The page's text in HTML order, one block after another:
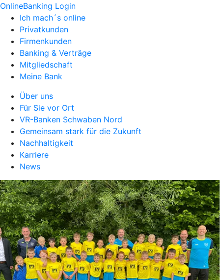
OnlineBanking Login
Ich mach´s online
Privatkunden
Firmenkunden
Banking & Verträge
Mitgliedschaft
Meine Bank
Über uns
Für Sie vor Ort
VR-Banken Schwaben Nord
Gemeinsam stark für die Zukunft
Nachhaltigkeit
Karriere
News